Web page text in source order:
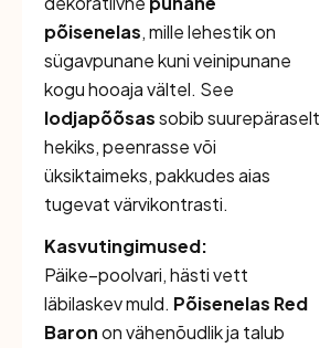
põisenelas, mille lehestik on
sügavpunane kuni veinipunane
kogu hooaja vältel. See
lodjapõõsassobib suurepäraselt
hekiks, peenrasse või
üksiktaimeks, pakkudes aias
tugevat värvikontrasti.
Kasvutingimused:
Päike–poolvari, hästi vett
läbilaskev muld. Põisenelas Red
Baronon vähenõudlik ja talub